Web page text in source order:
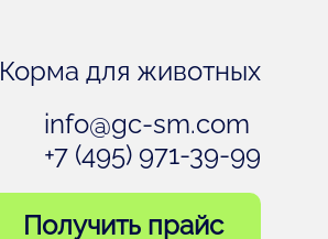
Корма для животных
info@gc-sm.com
+7 (495) 971-39-99
Получить прайс